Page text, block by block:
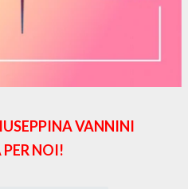
VANNINI
PER NOI!